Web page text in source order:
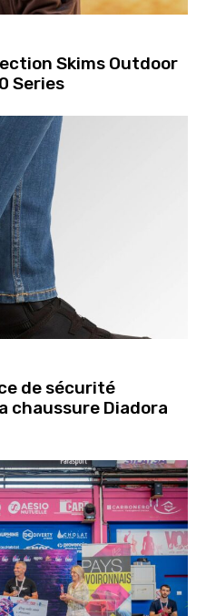
Skims Outdoor
Series
de sécurité
chaussure Diadora